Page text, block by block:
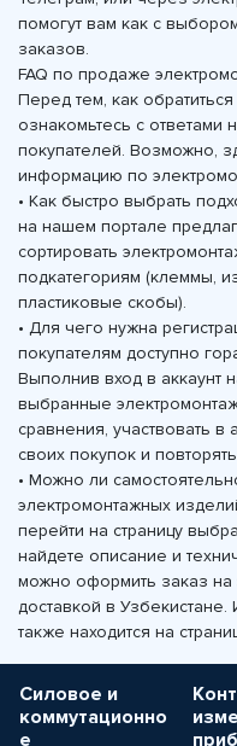
помогут вам как с
заказов.
FAQ по продаже
Перед тем, как
ознакомьтесь с
покупателей. Возможно,
информацию по
• Как быстро выбрать
на нашем портале
сортировать
подкатегориям (клеммы,
пластиковые скобы).
• Для чего нужна
покупателям доступно
Выполнив вход в аккаунт
выбранные
сравнения, участвовать в
своих покупок и
• Можно ли
электромонтажных
перейти на страницу
найдете описание и
можно оформить заказ на
доставкой в
также находится на
Силовое и
коммутационно
е